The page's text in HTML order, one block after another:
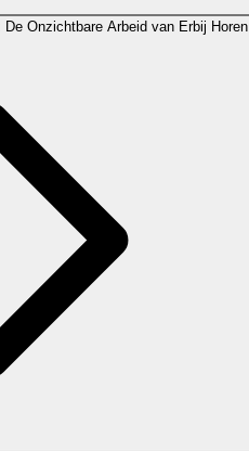
Onzichtbare Arbeid van Erbij Horen